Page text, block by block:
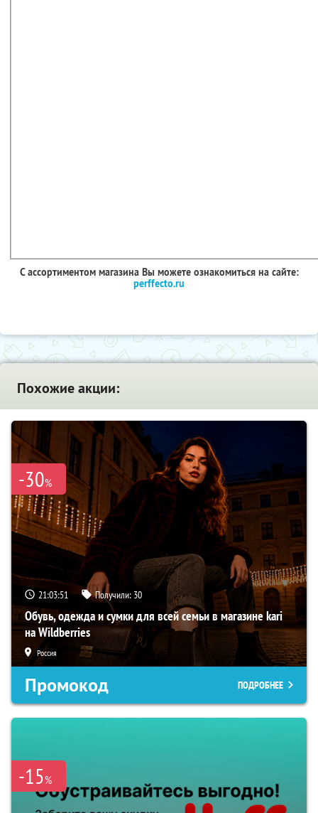
С ассортиментом магазина Вы можете ознакомиться на сайте:
perffecto.ru
Похожие акции:
-30%
21:03:50 Получили: 30
Обувь, одежда и сумки для всей семьи в магазине kari
на Wildberries
Россия
Промокод ПОДРОБНЕЕ
-15%